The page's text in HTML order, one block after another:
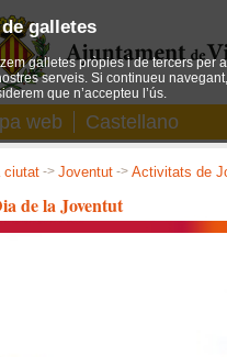
web Castellano
ciutat ->Joventut ->Activitats de
de la Joventut
galletes
galletes pròpies i de tercers per
serveis. Si continueu navegant,
que n’accepteu l’ús.